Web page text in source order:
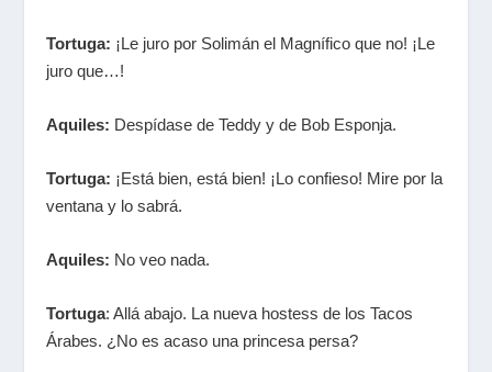
Tortuga: ¡Le juro por Solimán el Magnífico que no! ¡Le
juro que…!
Aquiles: Despídase de Teddy y de Bob Esponja.
Tortuga: ¡Está bien, está bien! ¡Lo confieso! Mire por la
ventana y lo sabrá.
Aquiles: No veo nada.
Tortuga: Allá abajo. La nueva hostess de los Tacos
Árabes. ¿No es acaso una princesa persa?